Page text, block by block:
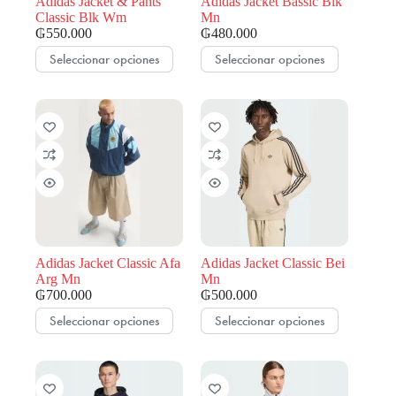
producto
producto
Classic Blk Wm
₲550.000
Seleccionar opciones
Este
producto
múltiples
variantes.
Las
opciones
se
pueden
elegir
página
de
producto
Mn
₲480.000
Seleccionar opciones
Este
producto
múltiples
variantes.
Las
opciones
se
pueden
de
producto
Adidas Jacket Classic Afa
Arg Mn
₲700.000
Seleccionar opciones
Este
producto
múltiples
variantes.
Adidas Jacket Classic Bei
Mn
₲500.000
Seleccionar opciones
Este
producto